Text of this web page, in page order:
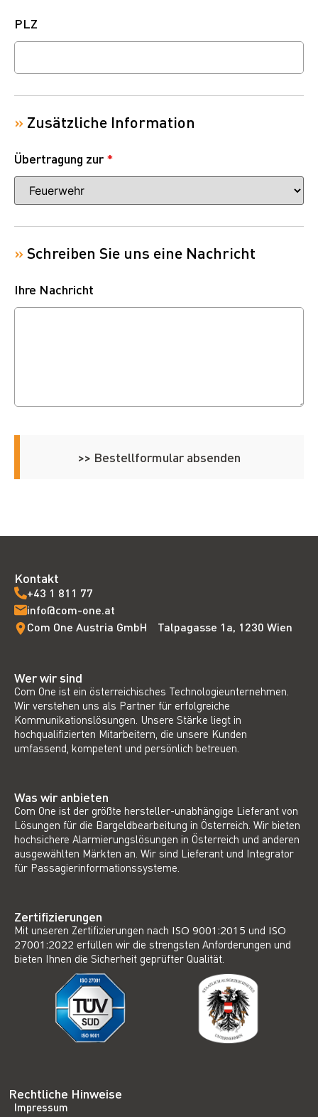
PLZ
» Zusätzliche Information
Übertragung zur*
»Schreiben Sie uns eine Nachricht
Ihre Nachricht
>> Bestellformular absenden
Kontakt
+43 1 811 77
info@com-one.at
Com One Austria GmbH Talpagasse 1a, 1230 Wien
Wer wir sind
Com One ist ein österreichisches Technologieunternehmen.
Wir verstehen uns als Partner für erfolgreiche
Kommunikationslösungen. Unsere Stärke liegt in
hochqualifizierten Mitarbeitern, die unsere Kunden
umfassend, kompetent und persönlich betreuen.
Was wir anbieten
Com One ist der größte hersteller-unabhängige Lieferant von
Lösungen für die Bargeldbearbeitung in Österreich. Wir bieten
hochsichere Alarmierungslösungen in Österreich und anderen
ausgewählten Märkten an. Wir sind Lieferant und Integrator
für Passagierinformationssysteme.
Zertifizierungen
Mit unseren Zertifizierungen nach ISO 9001:2015 und ISO
27001:2022 erfüllen wir die strengsten Anforderungen und
bieten Ihnen die Sicherheit geprüfter Qualität.
Rechtliche Hinweise
Impressum